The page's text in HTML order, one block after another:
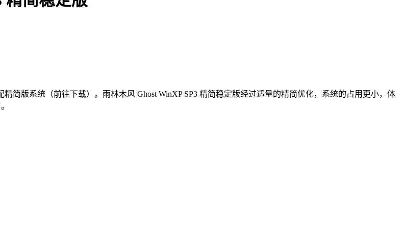
版系统（前往下载）。雨林木风 Ghost WinXP SP3 精简稳定版经过适量的精简优化，系统的占用更小，体